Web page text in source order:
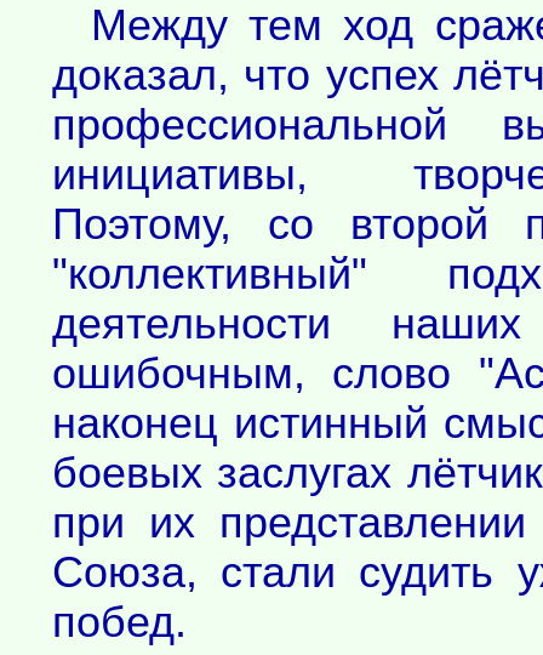
Между тем ход
доказал, что успех
инициативы,
Поэтому, со второй
"коллективный"
деятельности
ошибочным, слово
наконец истинный
боевых заслугах
при их
Союза, стали судить
побед.